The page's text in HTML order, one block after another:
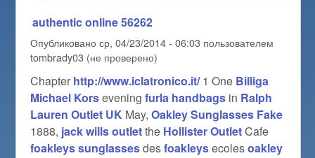
authentic online 56262
Опубликованоср, 04/23/2014 - 06:03 пользователем
tombrady03 (не проверено)
Chapter http://www.iclatronico.it/1 One Billiga
Michael Korseveningfurla handbags in Ralph
Lauren Outlet UK May,Oakley Sunglasses Fake
1888, jack wills outletthe Hollister OutletCafe
foakleys sunglassesdesfoakleysecolesoakley